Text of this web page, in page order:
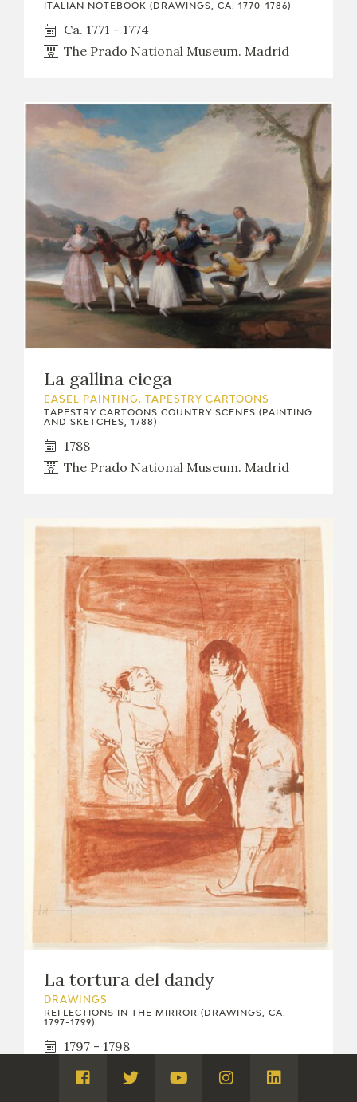
ITALIAN NOTEBOOK (DRAWINGS, CA. 1770-1786)
Ca. 1771 - 1774
The Prado National Museum. Madrid
La gallina ciega
EASEL PAINTING. TAPESTRY CARTOONS
TAPESTRY CARTOONS:COUNTRY SCENES (PAINTING
AND SKETCHES, 1788)
1788
The Prado National Museum. Madrid
La tortura del dandy
DRAWINGS
REFLECTIONS IN THE MIRROR (DRAWINGS, CA.
1797-1799)
1797 - 1798
The Prado National Museum. Madrid
Visita
Visita
Visita
Visita
Visita